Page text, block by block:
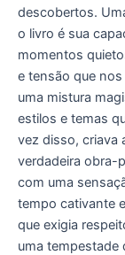
descobertos.
o livro é sua
momentos
e tensão que
uma mistura
estilos e temas
vez disso, criava
verdadeira obra-
com uma
tempo cativante
que exigia
uma tempestade